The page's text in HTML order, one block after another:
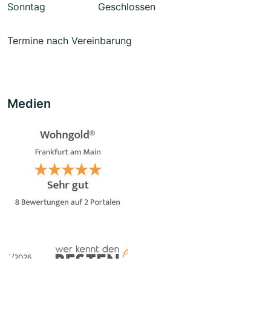
Sonntag
Geschlossen
Termine nach Vereinbarung
Medien